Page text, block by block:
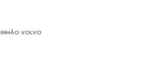
VOLVO